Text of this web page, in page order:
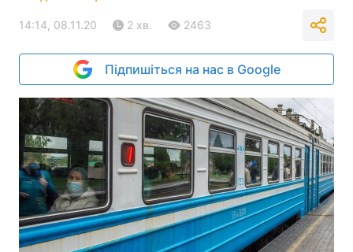
14:14, 08.11.20 2 хв. 2463
Підпишіться на нас в Google